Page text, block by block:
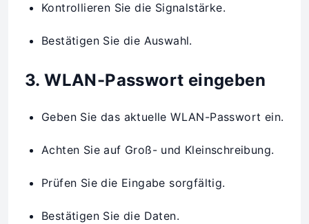
Kontrollieren Sie die Signalstärke.
Bestätigen Sie die Auswahl.
3. WLAN-Passwort eingeben
Geben Sie das aktuelle WLAN-Passwort ein.
Achten Sie auf Groß- und Kleinschreibung.
Prüfen Sie die Eingabe sorgfältig.
Bestätigen Sie die Daten.